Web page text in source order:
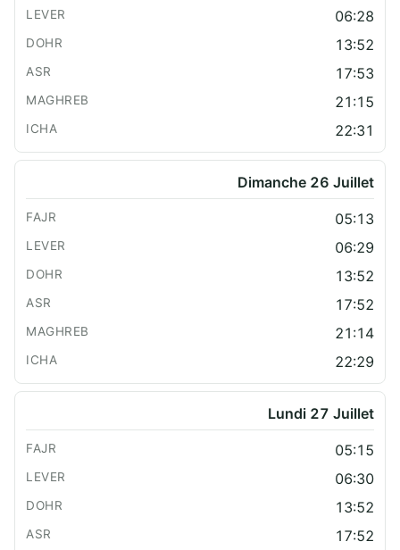
06:28
13:52
17:53
21:15
22:31
Dimanche 26 Juillet
05:13
06:29
13:52
17:52
21:14
22:29
Lundi 27 Juillet
05:15
06:30
13:52
17:52